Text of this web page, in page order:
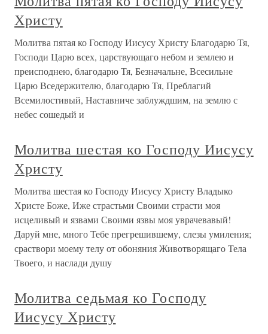
Христу
Молитва пятая ко Господу Иисусу Христу Благодарю Тя,
Господи Царю всех, царствующаго небом и землею и
преисподнею, благодарю Тя, Безначальне, Всесильне
Царю Вседержителю, благодарю Тя, Преблагий
Всемилостивый, Наставниче заблуждшим, на землю с
небес сошедый и
Молитва шестая ко Господу Иисусу
Христу
Молитва шестая ко Господу Иисусу Христу Владыко
Христе Боже, Иже страстьми Своими страсти моя
исцеливый и язвами Своими язвы моя уврачевавый!
Даруй мне, много Тебе прегрешившему, слезы умиления;
сраствори моему телу от обоняния Животворящаго Тела
Твоего, и наслади душу
Молитва седьмая ко Господу
Иисусу Христу